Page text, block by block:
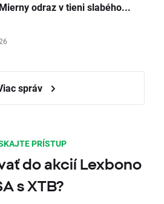
odraz v tieni slabého...
správ
PRÍSTUP
do akcií Lexbono
s XTB?